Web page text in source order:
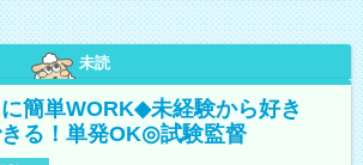
未読
簡単WORK◆未経験から好き
る！単発OK◎試験監督